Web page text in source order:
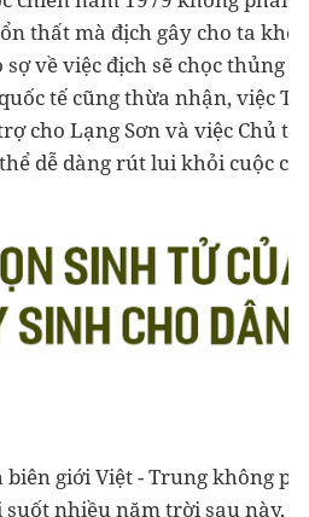
thất mà địch gây cho ta
sợ về việc địch sẽ chọc thủng
tế cũng thừa nhận, việc
cho Lạng Sơn và việc Chủ
dễ dàng rút lui khỏi cuộc
giới Việt - Trung không
suốt nhiều năm trời sau này,